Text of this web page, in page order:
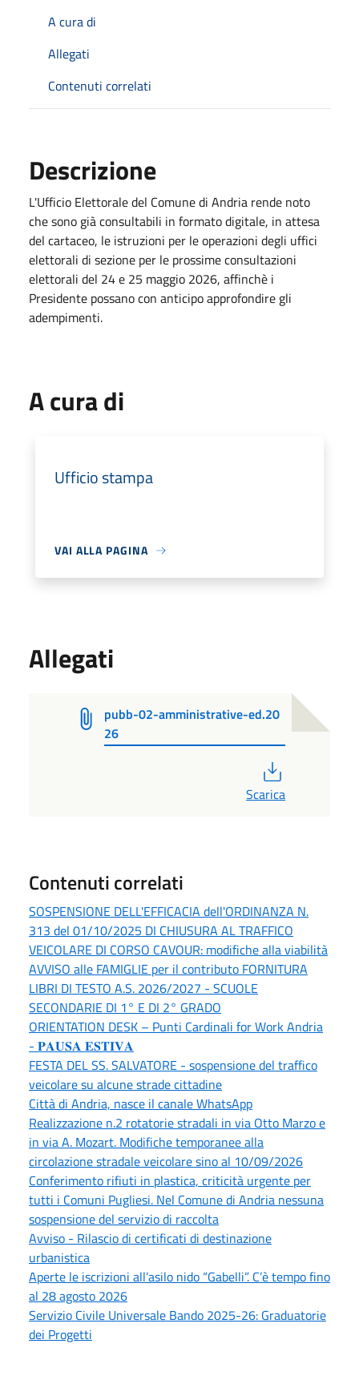
A cura di
Allegati
Contenuti correlati
Descrizione
L'Ufficio Elettorale del Comune di Andria rende noto
che sono già consultabili in formato digitale, in attesa
del cartaceo, le istruzioni per le operazioni degli uffici
elettorali di sezione per le prossime consultazioni
elettorali del 24 e 25 maggio 2026, affinchè i
Presidente possano con anticipo approfondire gli
adempimenti.
A cura di
Ufficio stampa
VAI ALLA PAGINA
Allegati
pubb-02-amministrative-ed.20
26
Scarica
Contenuti correlati
SOSPENSIONE DELL'EFFICACIA dell'ORDINANZA N.
313 del 01/10/2025 DI CHIUSURA AL TRAFFICO
VEICOLARE DI CORSO CAVOUR: modifiche alla viabilità
AVVISO alle FAMIGLIE per il contributo FORNITURA
LIBRI DI TESTO A.S. 2026/2027 - SCUOLE
SECONDARIE DI 1° E DI 2° GRADO
ORIENTATION DESK – Punti Cardinali for Work Andria
- 𝐏𝐀𝐔𝐒𝐀 𝐄𝐒𝐓𝐈𝐕𝐀
FESTA DEL SS. SALVATORE - sospensione del traffico
veicolare su alcune strade cittadine
Città di Andria, nasce il canale WhatsApp
Realizzazione n.2 rotatorie stradali in via Otto Marzo e
in via A. Mozart. Modifiche temporanee alla
circolazione stradale veicolare sino al 10/09/2026
Conferimento rifiuti in plastica, criticità urgente per
tutti i Comuni Pugliesi. Nel Comune di Andria nessuna
sospensione del servizio di raccolta
Avviso - Rilascio di certificati di destinazione
urbanistica
Aperte le iscrizioni all’asilo nido “Gabelli”. C’è tempo fino
al 28 agosto 2026
Servizio Civile Universale Bando 2025-26: Graduatorie
dei Progetti